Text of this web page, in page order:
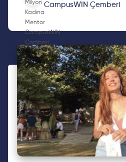
CampusWIN Çemberi